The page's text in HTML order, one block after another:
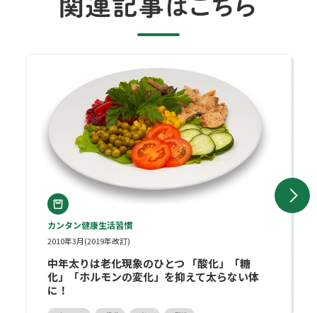
中年太りは老化現象のひとつ 「酸化」「糖化」「ホルモンの変
カンタン健康生活習慣
2010年3月(2019年改訂)
中年太りは老化現象のひとつ 「酸化」「糖
化」「ホルモンの変化」を抑えて太らない体
に！